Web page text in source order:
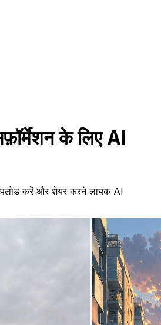
के लिए AI
करें और शेयर करने लायक AI